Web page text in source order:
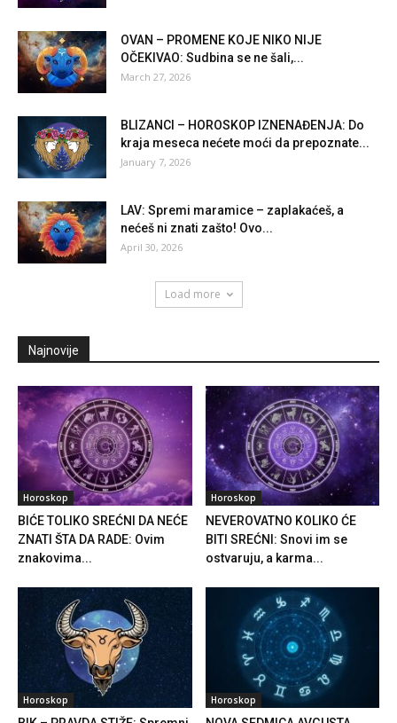
OVAN – PROMENE KOJE NIKO NIJE
OČEKIVAO: Sudbina se ne šali,...
March 27, 2026
BLIZANCI – HOROSKOP IZNENAĐENJA: Do
kraja meseca nećete moći da prepoznate...
January 7, 2026
LAV: Spremi maramice – zaplakaćeš, a
nećeš ni znati zašto! Ovo...
April 30, 2026
Load more
Najnovije
Horoskop
BIĆE TOLIKO SREĆNI DA NEĆE
ZNATI ŠTA DA RADE: Ovim
znakovima...
Horoskop
NEVEROVATNO KOLIKO ĆE
BITI SREĆNI: Snovi im se
ostvaruju, a karma...
Horoskop Horoskop